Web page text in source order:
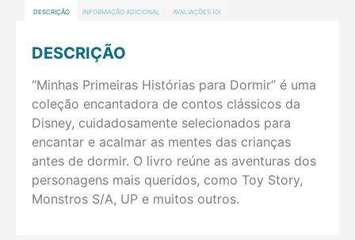
DESCRIÇÃO INFORMAÇÃO ADICIONAL AVALIAÇÕES (0)
DESCRIÇÃO
“Minhas Primeiras Histórias para Dormir” é uma
coleção encantadora de contos clássicos da
Disney, cuidadosamente selecionados para
encantar e acalmar as mentes das crianças
antes de dormir. O livro reúne as aventuras dos
personagens mais queridos, como Toy Story,
Monstros S/A, UP e muitos outros.